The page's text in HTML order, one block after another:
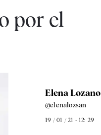
por el
Elena Lozano
@elenalozsan
19 / 01 / 21 - 12: 29